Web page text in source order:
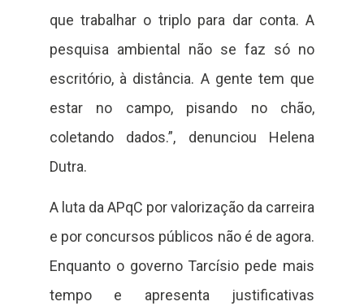
que trabalhar o triplo para dar conta. A
pesquisa ambiental não se faz só no
escritório, à distância. A gente tem que
estar no campo, pisando no chão,
coletando dados.”, denunciou Helena
Dutra.
A luta da APqC por valorização da carreira
e por concursos públicos não é de agora.
Enquanto o governo Tarcísio pede mais
tempo e apresenta justificativas